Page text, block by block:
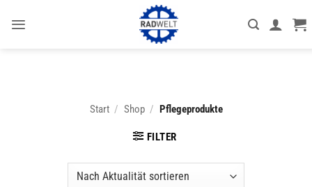
Inhalt
Start / Shop / Pflegeprodukte
FILTER